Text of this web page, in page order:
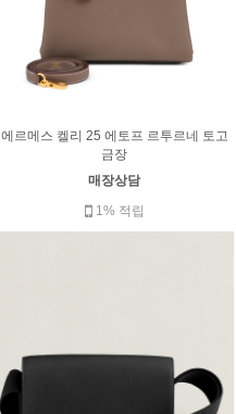
에르메스 켈리 25 에토프 르투르네 토고
금장
매장상담
1% 적립